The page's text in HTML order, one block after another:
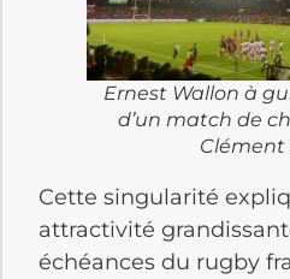
Ernest Wallon à
d’un match de
Clément
Cette singularité
attractivité
échéances du rugby